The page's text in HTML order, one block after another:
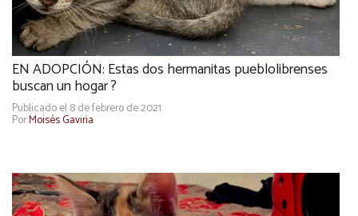
EN ADOPCIÓN: Estas dos hermanitas pueblolibrenses
buscan un hogar ?
Publicado el 8 de febrero de 2021
PorMoisés Gaviria